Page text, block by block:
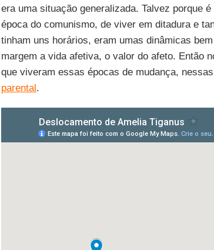
era uma situação generalizada. Talvez porque
época do comunismo, de viver em ditadura e
tinham uns horários, eram umas dinâmicas
margem a vida afetiva, o valor do afeto. Então
que viveram essas épocas de mudança,
parental.